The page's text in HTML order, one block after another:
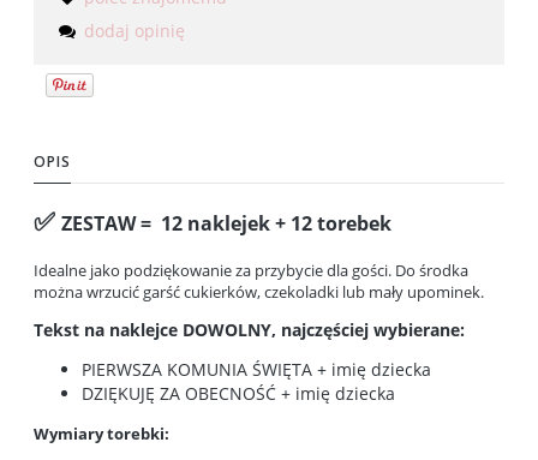
dodaj opinię
OPIS
✅ ZESTAW = 12 naklejek + 12 torebek
Idealne jako podziękowanie za przybycie dla gości. Do środka
można wrzucić garść cukierków, czekoladki lub mały upominek.
Tekst na naklejce DOWOLNY, najczęściej wybierane:
PIERWSZA KOMUNIA ŚWIĘTA + imię dziecka
DZIĘKUJĘ ZA OBECNOŚĆ + imię dziecka
Wymiary torebki: